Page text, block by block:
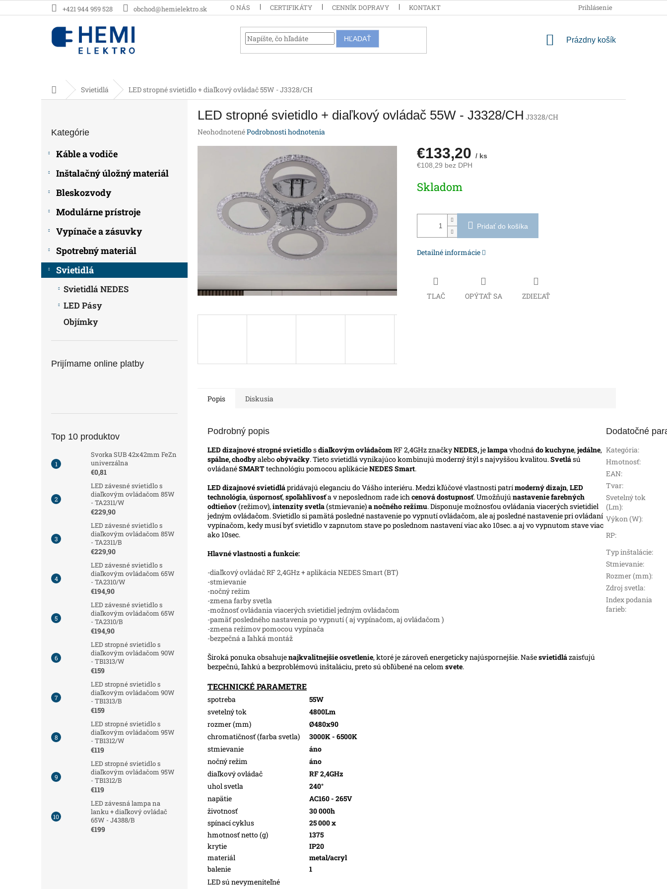
na
+421 944 959 528 obchod@hemielektro.sk O NÁS CERTIFIKÁTY CENNÍK DOPRAVY KONTAKT PODMIENKY OCHRANY
Prihlásenie
HĽADAŤ
NÁKUPNÝ
Prázdny košík
DomovSvietidlá LED stropné svietidlo + diaľkový ovládač 55W - J3328/CH
kategórie
Kategórie
Káble a vodiče
Inštalačný úložný materiál
Bleskozvody
Modulárne prístroje
Vypínače a zásuvky
Spotrebný materiál
Svietidlá
Svietidlá NEDES
LED Pásy
Objímky
Prijímame online platby
Top 10 produktov
Svorka SUB 42x42mm FeZn
univerzálna
€0,81
LED závesné svietidlo s
diaľkovým ovládačom 85W
- TA2311/W
€229,90
LED závesné svietidlo s
diaľkovým ovládačom 85W
- TA2311/B
€229,90
LED závesné svietidlo s
diaľkovým ovládačom 65W
- TA2310/W
€194,90
LED závesné svietidlo s
diaľkovým ovládačom 65W
- TA2310/B
€194,90
LED stropné svietidlo s
diaľkovým ovládačom 90W
- TB1313/W
€159
LED stropné svietidlo s
diaľkovým ovládačom 90W
- TB1313/B
€159
LED stropné svietidlo s
diaľkovým ovládačom 95W
- TB1312/W
€119
LED stropné svietidlo s
diaľkovým ovládačom 95W
- TB1312/B
€119
LED závesná lampa na
lanku + diaľkový ovládač
65W - J4388/B
€199
LED stropné svietidlo + diaľkový ovládač 55W - J3328/CH J3328/CH
Priemerné
hviezdičiek.
NeohodnotenéPodrobnosti hodnotenia
€133,20 / ks
€108,29 bez DPH
cena:
Skladom
Pridať do košíka
Detailné informácie
TLAČ OPÝTAŤ SA ZDIEĽAŤ
Popis Diskusia
Podrobný popis
LED dizajnové stropné svietidlosdiaľkovým ovládačomRF 2,4GHz značkyNEDES,jelampavhodná do kuchyne, jedálne,
spálne, chodbyaleboobývačky. Tieto svietidlá vynikajúco kombinujú moderný štýl s najvyššou kvalitou.Svetlású
ovládanéSMARTtechnológiu pomocou aplikácieNEDES Smart.
LEDdizajnové svietidlápridávajú eleganciu do Vášho interiéru. Medzi kľúčové vlastnosti patrímoderný dizajn, LED
technológia, úspornosť, spoľahlivosťa v neposlednom rade ich cenová dostupnosť. Umožňujú nastavenie farebných
odtieňov(režimov), intenzity svetla(stmievanie)a nočného režimu. Disponuje možnosťou ovládania viacerých svietidiel
jedným ovládačom. Svietidlo si pamätá posledné nastavenie po vypnutí ovládačom, ale aj posledné nastavenie pri ovládaní
vypínačom, kedy musí byť svietidlo v zapnutom stave po poslednom nastavení viac ako 10sec. a aj vo vypnutom stave viac
ako 10sec.
Hlavné vlastnosti a funkcie:
-diaľkový ovládač RF 2,4GHz + aplikácia NEDES Smart (BT)
-stmievanie
-nočný režim
-zmena farby svetla
-možnosť ovládania viacerých svietidiel jedným ovládačom
-pamäť posledného nastavenia po vypnutí ( aj vypínačom, aj ovládačom )
-zmena režimov pomocou vypínača
-bezpečná a ľahká montáž
Široká ponuka obsahujenajkvalitnejšie osvetlenie, ktoré je zároveň energeticky najúspornejšie. Našesvietidlázaisťujú
bezpečnú, ľahkú a bezproblémovú inštaláciu, preto sú obľúbené na celom svete.
TECHNICKÉ PARAMETRE
spotreba
55W
svetelný tok
4800Lm
rozmer (mm)
Ø480x90
chromatičnosť (farba svetla)
3000K - 6500K
stmievanie
áno
nočný režim
áno
diaľkový ovládač
RF 2,4GHz
uhol svetla
240°
napätie
AC160 - 265V
životnosť
30 000h
spínací cyklus
25 000 x
hmotnosť netto (g)
1375
krytie
IP20
materiál
metal/acryl
balenie
1
LED sú nevymeniteľné
Dodatočné
Kategória:
Hmotnosť:
EAN:
Tvar:
Svetelný tok
(Lm):
Výkon (W):
RP:
Typ inštalácie:
Stmievanie:
Rozmer (mm):
Zdroj svetla:
Index podania
farieb: